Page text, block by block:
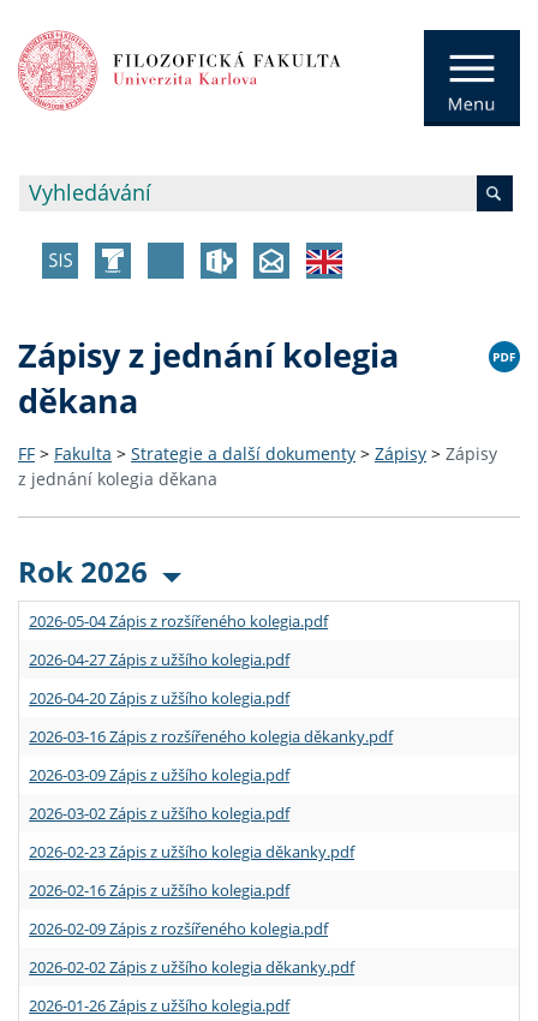
Zápisy z jednání kolegia
děkana
FF > Fakulta > Strategie a další dokumenty > Zápisy > Zápisy
z jednání kolegia děkana
Rok 2026
2026-05-04 Zápis z rozšířeného kolegia.pdf
2026-04-27 Zápis z užšího kolegia.pdf
2026-04-20 Zápis z užšího kolegia.pdf
2026-03-16 Zápis z rozšířeného kolegia děkanky.pdf
2026-03-09 Zápis z užšího kolegia.pdf
2026-03-02 Zápis z užšího kolegia.pdf
2026-02-23 Zápis z užšího kolegia děkanky.pdf
2026-02-16 Zápis z užšího kolegia.pdf
2026-02-09 Zápis z rozšířeného kolegia.pdf
2026-02-02 Zápis z užšího kolegia děkanky.pdf
2026-01-26 Zápis z užšího kolegia.pdf